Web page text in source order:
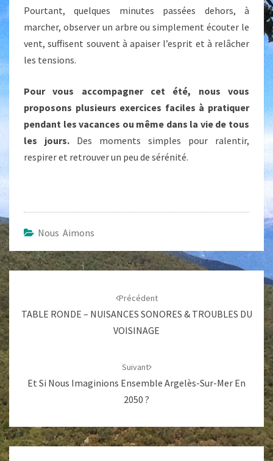
Pourtant, quelques minutes passées dehors, à
marcher, observer un arbre ou simplement écouter le
vent, suffisent souvent à apaiser l’esprit et à relâcher
les tensions.
Pour vous accompagner cet été, nous vous
proposons plusieurs exercices faciles à pratiquer
pendant les vacances ou même dans la vie de tous
les jours. Des moments simples pour ralentir,
respirer et retrouver un peu de sérénité.
Nous Aimons
Navigation
d'article
Précédent
TABLE RONDE – NUISANCES SONORES & TROUBLES DU
VOISINAGE
Suivant
Et Si Nous Imaginions Ensemble Argelès-Sur-Mer En
2050 ?